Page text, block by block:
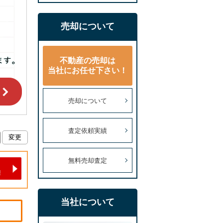
売却について
不動産の売却は
当社にお任せ下さい！
売却について
査定依頼実績
無料売却査定
当社について